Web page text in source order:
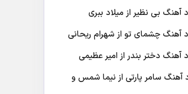
آهنگ بی نظیر از میلاد ببری
آهنگ چشمای تو از شهرام ریحانی
آهنگ دختر بندر از امیر عظیمی
آهنگ سامر پارتی از نیما شمس و